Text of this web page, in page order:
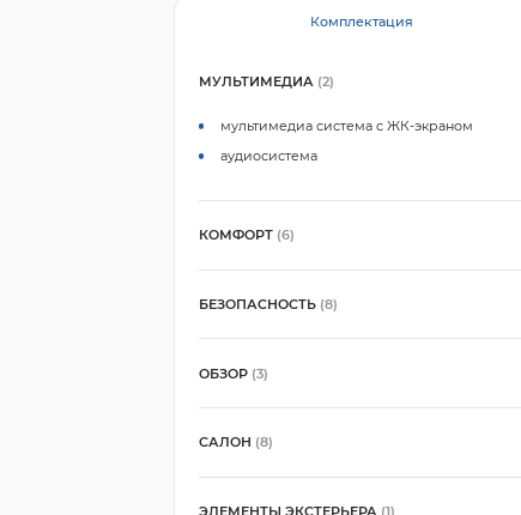
Комплектация
МУЛЬТИМЕДИА (2)
мультимедиа система с ЖК-экраном
аудиосистема
КОМФОРТ (6)
БЕЗОПАСНОСТЬ (8)
ОБЗОР (3)
САЛОН (8)
ЭЛЕМЕНТЫ ЭКСТЕРЬЕРА (1)